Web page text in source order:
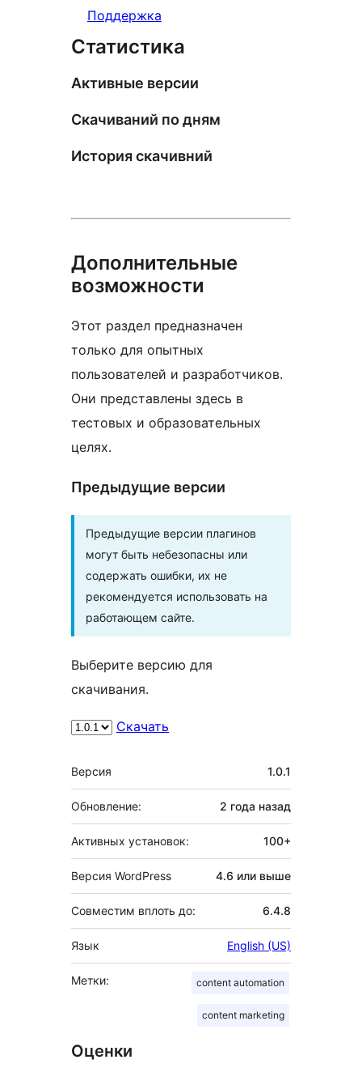
Поддержка
Статистика
Активные версии
Скачиваний по дням
История скачивний
Дополнительные
возможности
Этот раздел предназначен
только для опытных
пользователей и разработчиков.
Они представлены здесь в
тестовых и образовательных
целях.
Предыдущие версии
Предыдущие версии плагинов
могут быть небезопасны или
содержать ошибки, их не
рекомендуется использовать на
работающем сайте.
Выберите версию для
скачивания.
Скачать
Мета
Версия 1.0.1
Обновление: 2 года назад
Активных установок: 100+
Версия WordPress 4.6 или выше
Совместим вплоть до: 6.4.8
Язык English (US)
Метки: content automation
content marketing
Оценки